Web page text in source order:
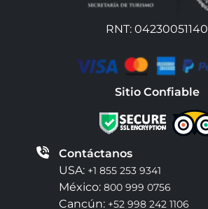
RNT: 04230051140
Sitio Confiable
Contáctanos
USA: +1 855 253 9341
México: 800 999 0756
Cancún: +52 998 242 1106